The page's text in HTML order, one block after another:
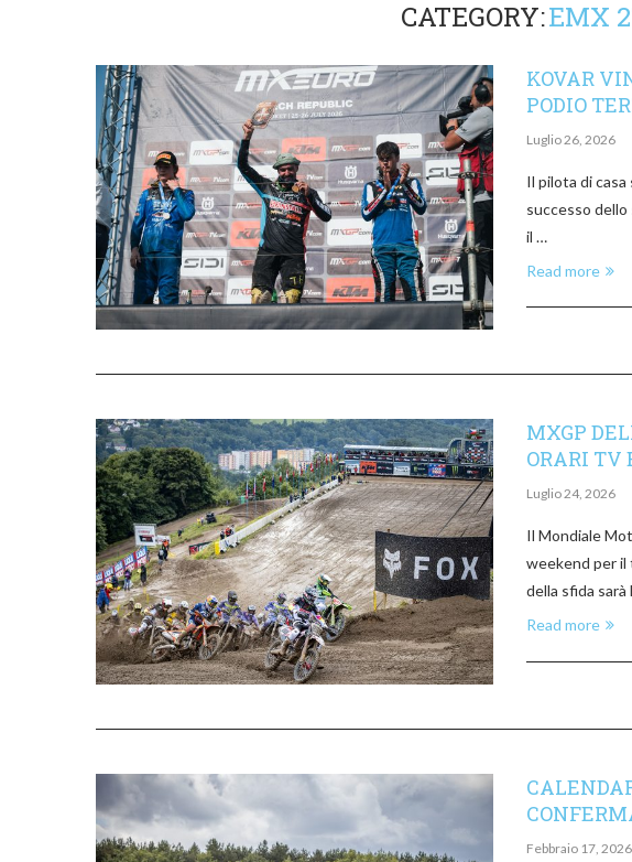
CATEGORY:EMX
KOVAR
PODIO
Luglio 26, 2026
Il pilota di
successo dello
il …
Read more
MXGP
ORARI TV
Luglio 24, 2026
Il Mondiale
weekend per
della sfida
Read more
Febbraio 17, 2026